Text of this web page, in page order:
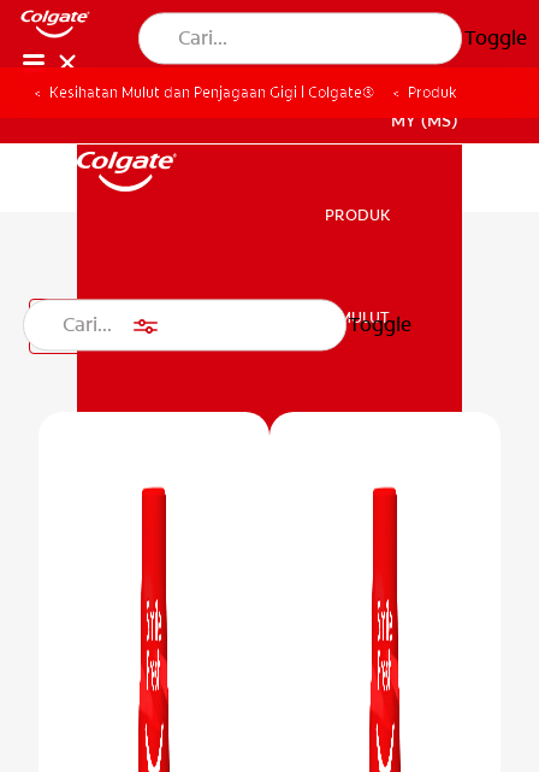
Toggle
PENILAIAN KESIHATAN MULUT
MY (MS)
PRODUK
KESIHATAN MULUT
Toggle
Kesihatan Mulut dan Penjagaan Gigi | Colgate® Produk
Penapis